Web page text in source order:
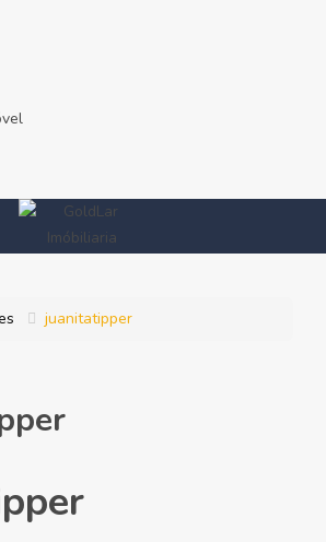
juanitatipper